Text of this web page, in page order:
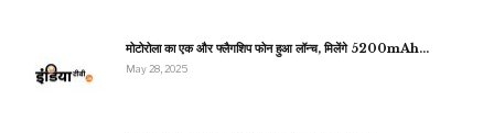
मोटोरोला का एक और फ्लैगशिप फोन हुआ लॉन्च, मिलेंगे 5200mAh…
May 28, 2025